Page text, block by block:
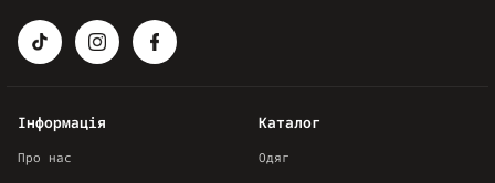
Каталог
Одяг
Інформація
Про нас